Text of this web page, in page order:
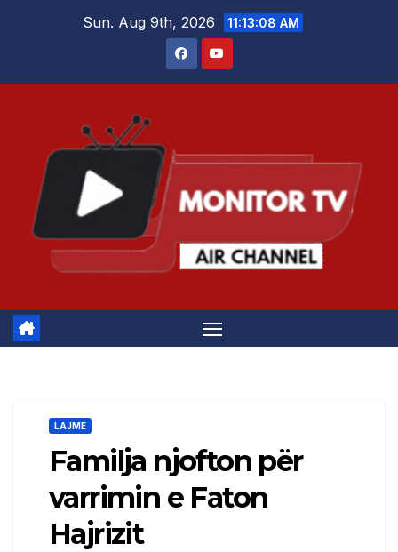
Sun. Aug 9th, 2026 11:13:08 AM
LAJME
Familja njofton për
varrimin e Faton
Hajrizit